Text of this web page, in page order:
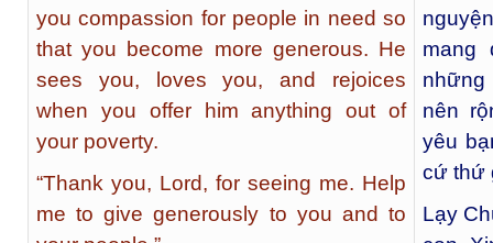
you compassion for people in need so
that you become more generous. He
sees you, loves you, and rejoices
when you offer him anything out of
your poverty.
“Thank you, Lord, for seeing me. Help
me to give generously to you and to
mang
nên
yêu
cứ thứ
Lạy